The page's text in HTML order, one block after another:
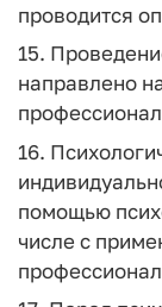
проводится
15.
направлено
16.
помощью
числе с